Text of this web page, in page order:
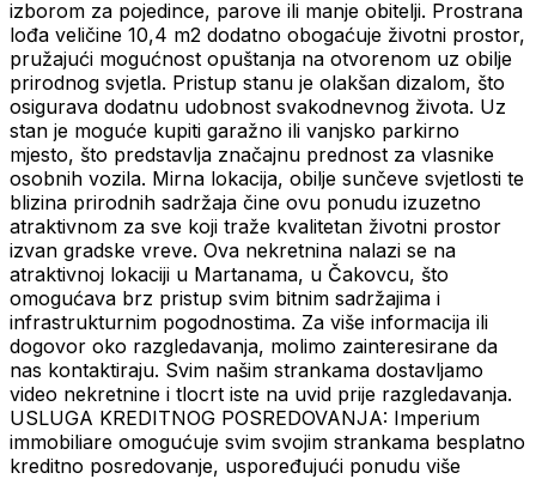
izborom za pojedince, parove ili manje obitelji. Prostrana
lođa veličine 10,4 m2 dodatno obogaćuje životni prostor,
pružajući mogućnost opuštanja na otvorenom uz obilje
prirodnog svjetla. Pristup stanu je olakšan dizalom, što
osigurava dodatnu udobnost svakodnevnog života. Uz
stan je moguće kupiti garažno ili vanjsko parkirno
mjesto, što predstavlja značajnu prednost za vlasnike
osobnih vozila. Mirna lokacija, obilje sunčeve svjetlosti te
blizina prirodnih sadržaja čine ovu ponudu izuzetno
atraktivnom za sve koji traže kvalitetan životni prostor
izvan gradske vreve. Ova nekretnina nalazi se na
atraktivnoj lokaciji u Martanama, u Čakovcu, što
omogućava brz pristup svim bitnim sadržajima i
infrastrukturnim pogodnostima. Za više informacija ili
dogovor oko razgledavanja, molimo zainteresirane da
nas kontaktiraju. Svim našim strankama dostavljamo
video nekretnine i tlocrt iste na uvid prije razgledavanja.
USLUGA KREDITNOG POSREDOVANJA: Imperium
immobiliare omogućuje svim svojim strankama besplatno
kreditno posredovanje, uspoređujući ponudu više